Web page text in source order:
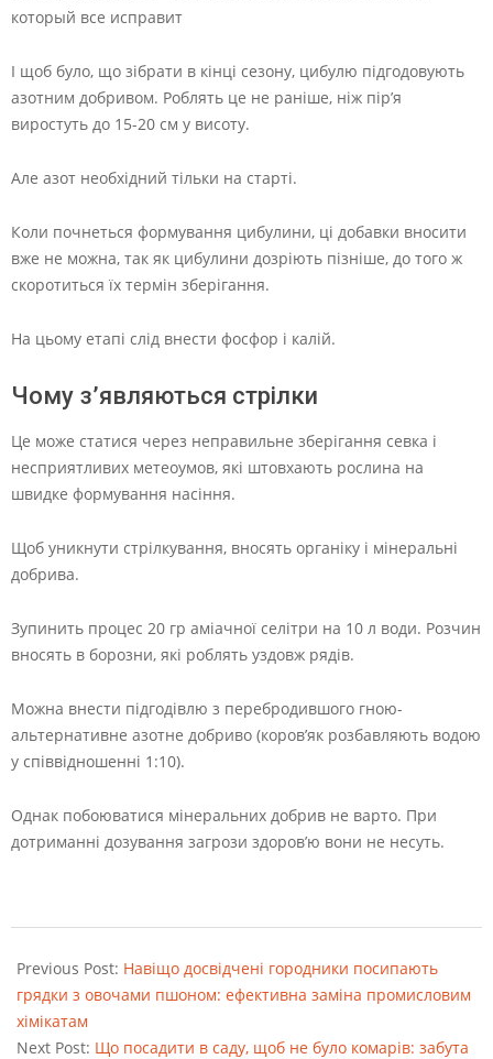
І щоб було, що зібрати в кінці сезону, цибулю підгодовують
азотним добривом. Роблять це не раніше, ніж пір’я
виростуть до 15-20 см у висоту.
Але азот необхідний тільки на старті.
Коли почнеться формування цибулини, ці добавки вносити
вже не можна, так як цибулини дозріють пізніше, до того ж
скоротиться їх термін зберігання.
На цьому етапі слід внести фосфор і калій.
Чому з’являються стрілки
Це може статися через неправильне зберігання севка і
несприятливих метеоумов, які штовхають рослина на
швидке формування насіння.
Щоб уникнути стрілкування, вносять органіку і мінеральні
добрива.
Зупинить процес 20 гр аміачної селітри на 10 л води. Розчин
вносять в борозни, які роблять уздовж рядів.
Можна внести підгодівлю з перебродившого гною-
альтернативне азотне добриво (коров’як розбавляють водою
у співвідношенні 1:10).
Однак побоюватися мінеральних добрив не варто. При
дотриманні дозування загрози здоров’ю вони не несуть.
08-
23
Previous Post: Навіщо досвідчені городники посипають
грядки з овочами пшоном: ефективна заміна промисловим
хімікатам
Next Post: Що посадити в саду, щоб не було комарів: забута